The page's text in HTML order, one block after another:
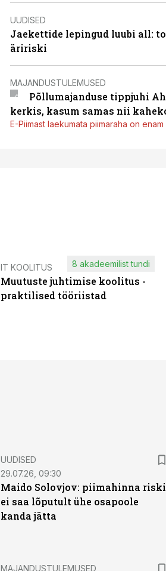
UUDISED
Jaekettide lepingud luubi all:
äririski
MAJANDUSTULEMUSED
Põllumajanduse tippjuhi
kerkis, kasum samas nii
E-Piimast laekumata piimaraha on
IT KOOLITUS
Muutuste juhtimise koolitus -
praktilised tööriistad
8 akadeemilist tundi
UUDISED
29.07.26, 09:30
Maido Solovjov: piimahinna riski
ei saa lõputult ühe osapoole
kanda jätta
MAJANDUSTULEMUSED